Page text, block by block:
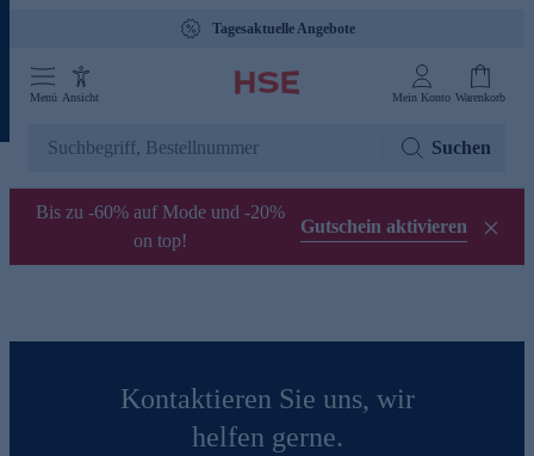
Tagesaktuelle Angebote
Menü Ansicht Mein Konto Warenkorb
Suchen
Bis zu -60% auf Mode und -20%
on top!
Gutschein aktivieren
Kontaktieren Sie uns, wir
helfen gerne.